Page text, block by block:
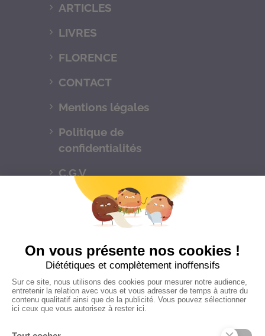
ARTICLES
LIVRES
FLORENCE
CONTACT
Mentions légales
Politique de
confidentialités
C.G.V
Suivez-nous
CONTACTEZ-NOUS